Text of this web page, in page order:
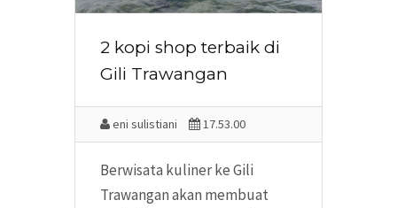
2 kopi shop terbaik di
Gili Trawangan
eni sulistiani 17.53.00
Berwisata kuliner ke Gili
Trawangan akan membuat